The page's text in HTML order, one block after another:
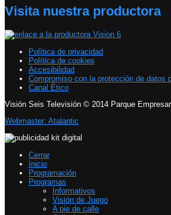
Visita nuestra productora
Política de privacidad
Política de cookies
Accesibilidad
Compromiso con la protección de datos
Canal Ético
Visión Seis Televisión © 2014 Parque
Webmaster: Atalantic
Cerrar
Inicio
Programación
Programas
Informativos
Visión de Juego
A pie de calle